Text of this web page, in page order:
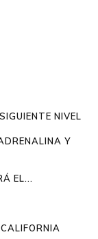
NIVEL
Y
EL...